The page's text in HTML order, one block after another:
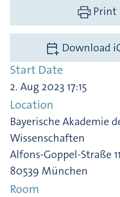
Print
Download
Start Date
2. Aug 2023 17:15
Location
Bayerische Akademie
Wissenschaften
Alfons-Goppel-Straße 11
80539 München
Room